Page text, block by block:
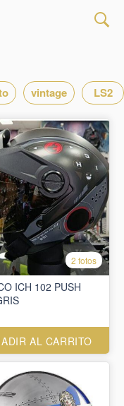
vintage LS2
2 fotos
ICH 102 PUSH
AL CARRITO